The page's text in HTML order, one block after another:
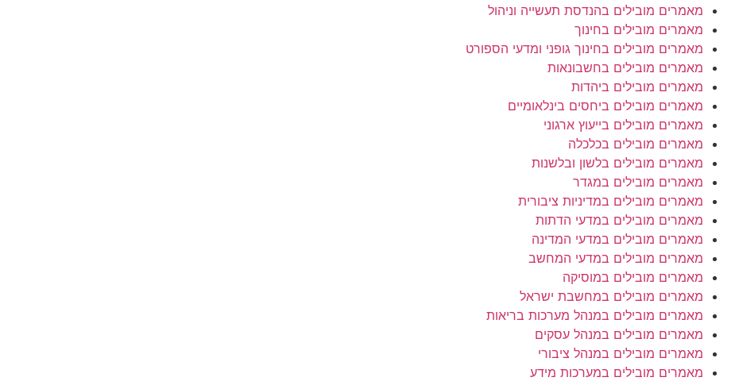
מאמרים מובילים בהנדסת תעשייה וניהול
מאמרים מובילים בחינוך
מאמרים מובילים בחינוך גופני ומדעי הספורט
מאמרים מובילים בחשבונאות
מאמרים מובילים ביהדות
מאמרים מובילים ביחסים בינלאומיים
מאמרים מובילים בייעוץ ארגוני
מאמרים מובילים בכלכלה
מאמרים מובילים בלשון ובלשנות
מאמרים מובילים במגדר
מאמרים מובילים במדיניות ציבורית
מאמרים מובילים במדעי הדתות
מאמרים מובילים במדעי המדינה
מאמרים מובילים במדעי המחשב
מאמרים מובילים במוסיקה
מאמרים מובילים במחשבת ישראל
מאמרים מובילים במנהל מערכות בריאות
מאמרים מובילים במנהל עסקים
מאמרים מובילים במנהל ציבורי
מאמרים מובילים במערכות מידע